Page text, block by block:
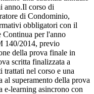
anno.Il corso di
di Condominio,
obbligatori con il
Continua per l'anno
140/2014, previo
della prova finale in
scritta finalizzata a
trattati nel corso e una
al superamento della prova
e-learning asincrono con